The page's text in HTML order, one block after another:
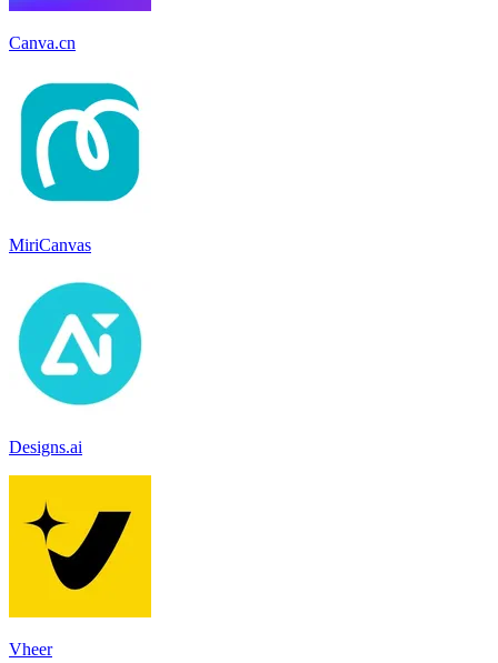
Canva.cn
MiriCanvas
Designs.ai
Vheer